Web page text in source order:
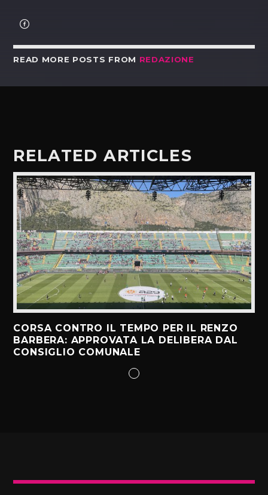
READ MORE POSTS FROM REDAZIONE
RELATED ARTICLES
CORSA CONTRO IL TEMPO PER IL RENZO
BARBERA: APPROVATA LA DELIBERA DAL
CONSIGLIO COMUNALE